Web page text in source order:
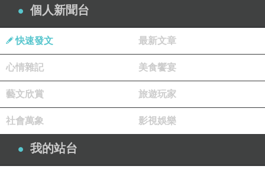
個人新聞台
快速發文 最新文章
心情雜記 美食饗宴
藝文欣賞 旅遊玩家
社會萬象 影視娛樂
我的站台